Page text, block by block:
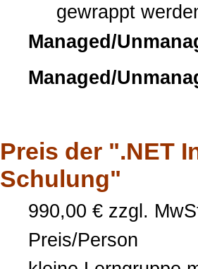
gewrappt
Managed/
Managed/
Preis der ".NET
Schulung"
990,00 € zzgl.
Preis/Person